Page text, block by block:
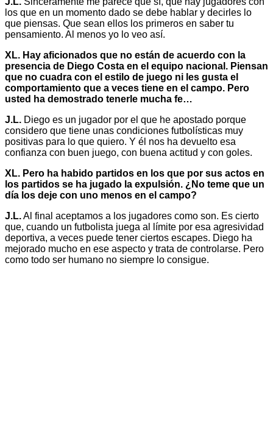
los que en un momento dado se debe hablar y decirles lo
que piensas. Que sean ellos los primeros en saber tu
pensamiento. Al menos yo lo veo así.
XL. Hay aficionados que no están de acuerdo con la
presencia de Diego Costa en el equipo nacional. Piensan
que no cuadra con el estilo de juego ni les gusta el
comportamiento que a veces tiene en el campo. Pero
usted ha demostrado tenerle mucha fe…
J.L. Diego es un jugador por el que he apostado porque
considero que tiene unas condiciones futbolísticas muy
positivas para lo que quiero. Y él nos ha devuelto esa
confianza con buen juego, con buena actitud y con goles.
XL. Pero ha habido partidos en los que por sus actos en
los partidos se ha jugado la expulsión. ¿No teme que un
día los deje con uno menos en el campo?
J.L.Al final aceptamos a los jugadores como son. Es cierto
que, cuando un futbolista juega al límite por esa agresividad
deportiva, a veces puede tener ciertos escapes. Diego ha
mejorado mucho en ese aspecto y trata de controlarse. Pero
como todo ser humano no siempre lo consigue.